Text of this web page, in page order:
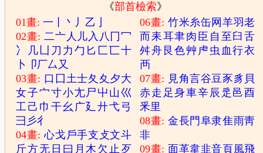
《部首檢索》
01畫:一 丶 丿 乙
02畫:二亠 人 儿入 八 冂冖
冫
几 凵 刀 力 勹 匕 匚匸十
卜
卩厂厶 又
03畫: 口 囗 土士夂 夊 夕大
女子宀寸小尢尸 屮 山巛
工 己 巾 干幺 广廴廾弋弓
彐 彡彳
04畫:心戈 戶手支 攴文斗
斤方无 日 曰 月木 欠止 歹
06畫: 竹米糸缶网 羊羽老
而耒耳聿肉 臣 自 至 臼舌
舛舟 艮色艸 虍 虫 血行衣
襾
07畫: 見角言谷豆豕豸 貝
赤走 足身車辛辰 辵 邑酉
釆里
08畫: 金長門 阜隶隹雨靑
非
09畫: 面革韋韭音頁風飛